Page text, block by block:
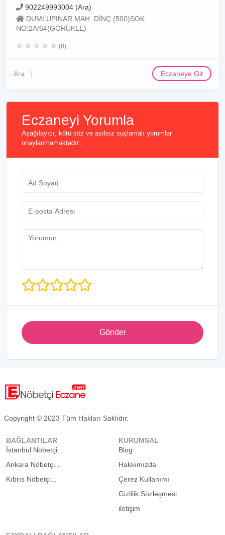
902249993004 (Ara)
DUMLUPINAR MAH. DİNÇ (500)SOK.
NO:2A/64(GÖRÜKLE)
(0)
Ara Eczaneye Git
Eczaneyi Yorumla
Aşağılayıcı, kötü söz ve asılsız suçlamalı yorumlar
onaylanmamaktadır...
Gönder
Copyright © 2023 Tüm Hakları Saklıdır.
BAĞLANTILAR
İstanbul Nöbetçi...
Ankara Nöbetçi...
Kıbrıs Nöbetçi...
KURUMSAL
Blog
Hakkımızda
Çerez Kullanımı
Gizlilik Sözleşmesi
iletişim